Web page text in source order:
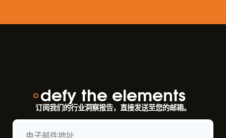
defy the elements
订阅我们的行业洞察报告，直接发送至您的邮箱。